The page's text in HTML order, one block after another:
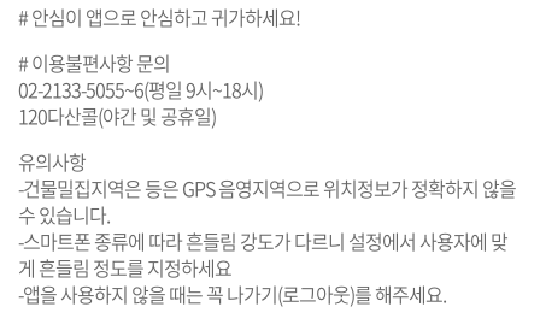
# 안심이 앱으로 안심하고 귀가하세요!
# 이용불편사항 문의
02-2133-5055~6(평일 9시~18시)
120다산콜(야간 및 공휴일)
유의사항
-건물밀집지역은 등은 GPS 음영지역으로 위치정보가 정확하지 않을
수 있습니다.
-스마트폰 종류에 따라 흔들림 강도가 다르니 설정에서 사용자에 맞
게 흔들림 정도를 지정하세요
-앱을 사용하지 않을 때는 꼭 나가기(로그아웃)를 해주세요.